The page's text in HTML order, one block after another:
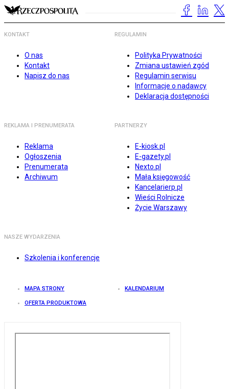
KONTAKT
O nas
Kontakt
Napisz do nas
REGULAMIN
Polityka Prywatności
Zmiana ustawień zgód
Regulamin serwisu
Informacje o nadawcy
Deklaracja dostępności
REKLAMA I PRENUMERATA
Reklama
Ogłoszenia
Prenumerata
Archiwum
PARTNERZY
E-kiosk.pl
E-gazety.pl
Nexto.pl
Mała księgowość
Kancelarierp.pl
Wieści Rolnicze
Życie Warszawy
NASZE WYDARZENIA
Szkolenia i konferencje
MAPA STRONY KALENDARIUM
OFERTA PRODUKTOWA